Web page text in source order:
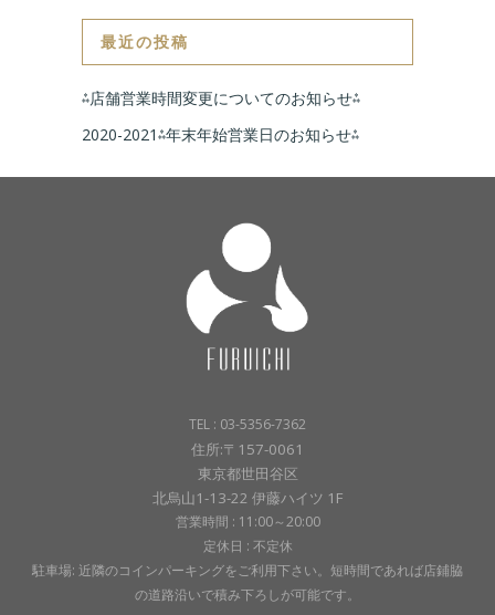
最近の投稿
⁂店舗営業時間変更についてのお知らせ⁂
2020-2021⁂年末年始営業日のお知らせ⁂
TEL : 03-5356-7362
住所:〒157-0061
東京都世田谷区
北烏山1-13-22 伊藤ハイツ 1F
営業時間 : 11:00～20:00
定休日 : 不定休
駐車場: 近隣のコインパーキングをご利用下さい。短時間であれば店鋪脇
の道路沿いで積み下ろしが可能です。